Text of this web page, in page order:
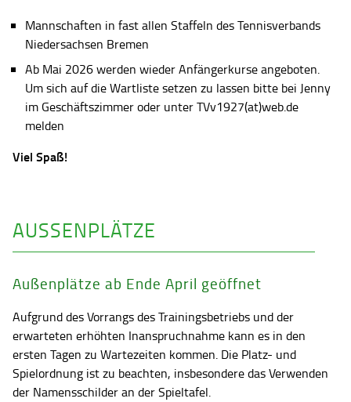
Mannschaften in fast allen Staffeln des Tennisverbands
Niedersachsen Bremen
Ab Mai 2026 werden wieder Anfängerkurse angeboten.
Um sich auf die Wartliste setzen zu lassen bitte bei Jenny
im Geschäftszimmer oder unter TVv1927(at)web.de
melden
Viel Spaß!
AUSSENPLÄTZE
Außenplätze ab Ende April geöffnet
Aufgrund des Vorrangs des Trainingsbetriebs und der
erwarteten erhöhten Inanspruchnahme kann es in den
ersten Tagen zu Wartezeiten kommen. Die Platz- und
Spielordnung ist zu beachten, insbesondere das Verwenden
der Namensschilder an der Spieltafel.